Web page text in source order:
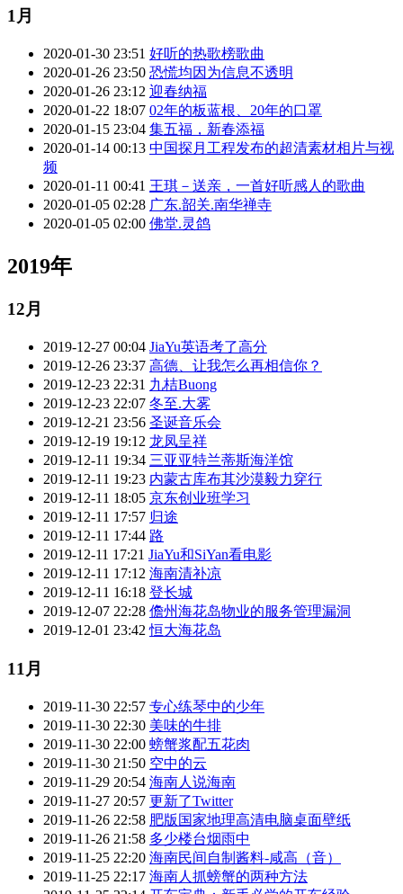
1月
2020-01-30 23:51 好听的热歌榜歌曲
2020-01-26 23:50 恐慌均因为信息不透明
2020-01-26 23:12 迎春纳福
2020-01-22 18:07 02年的板蓝根、20年的口罩
2020-01-15 23:04 集五福，新春添福
2020-01-14 00:13 中国探月工程发布的超清素材相片与视
频
2020-01-11 00:41 王琪－送亲，一首好听感人的歌曲
2020-01-05 02:28 广东.韶关.南华禅寺
2020-01-05 02:00 佛堂.灵鸽
2019年
12月
2019-12-27 00:04 JiaYu英语考了高分
2019-12-26 23:37 高德、让我怎么再相信你？
2019-12-23 22:31 九桔Buong
2019-12-23 22:07 冬至.大雾
2019-12-21 23:56 圣诞音乐会
2019-12-19 19:12 龙凤呈祥
2019-12-11 19:34 三亚亚特兰蒂斯海洋馆
2019-12-11 19:23 内蒙古库布其沙漠毅力穿行
2019-12-11 18:05 京东创业班学习
2019-12-11 17:57 归途
2019-12-11 17:44 路
2019-12-11 17:21 JiaYu和SiYan看电影
2019-12-11 17:12 海南清补凉
2019-12-11 16:18 登长城
2019-12-07 22:28 儋州海花岛物业的服务管理漏洞
2019-12-01 23:42 恒大海花岛
11月
2019-11-30 22:57 专心练琴中的少年
2019-11-30 22:30 美味的牛排
2019-11-30 22:00 螃蟹浆配五花肉
2019-11-30 21:50 空中的云
2019-11-29 20:54 海南人说海南
2019-11-27 20:57 更新了Twitter
2019-11-26 22:58 肥版国家地理高清电脑桌面壁纸
2019-11-26 21:58 多少楼台烟雨中
2019-11-25 22:20 海南民间自制酱料-咸高（音）
2019-11-25 22:17 海南人抓螃蟹的两种方法